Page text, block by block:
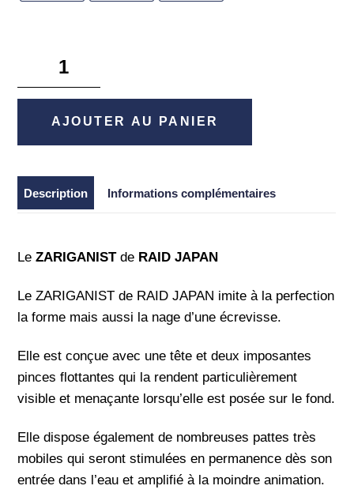
quantité
Zariganist
Raid
AJOUTER AU PANIER
Description Informations complémentaires
LeZARIGANISTde RAID JAPAN
Le ZARIGANIST de RAID JAPAN imite à la perfection
la forme mais aussi la nage d’une écrevisse.
Elle est conçue avec une tête et deux imposantes
pinces flottantes qui la rendent particulièrement
visible et menaçante lorsqu’elle est posée sur le fond.
Elle dispose également de nombreuses pattes très
mobiles qui seront stimulées en permanence dès son
entrée dans l’eau et amplifié à la moindre animation.